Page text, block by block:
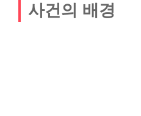
사건의 배경